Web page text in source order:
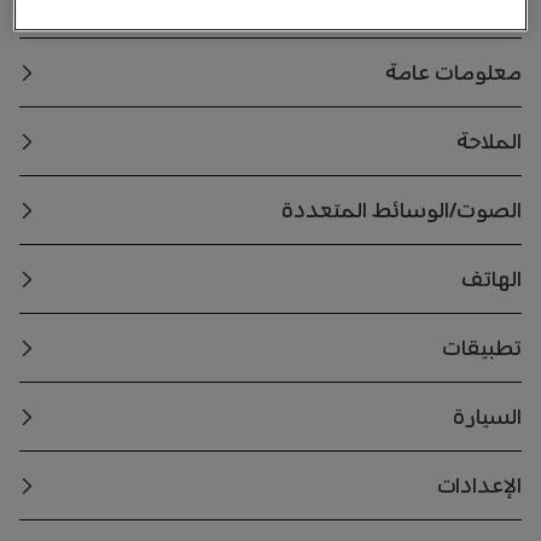
معلومات عامة
الملاحة
الصوت/الوسائط المتعددة
الهاتف
تطبيقات
السيارة
الإعدادات